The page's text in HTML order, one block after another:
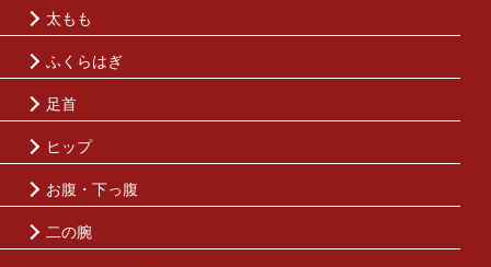
太もも
ふくらはぎ
足首
ヒップ
お腹・下っ腹
二の腕